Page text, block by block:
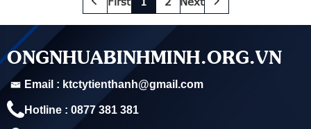
ONGNHUABINHMINH.ORG.VN
Email : ktctytienthanh@gmail.com
Hotline : 0877 381 381